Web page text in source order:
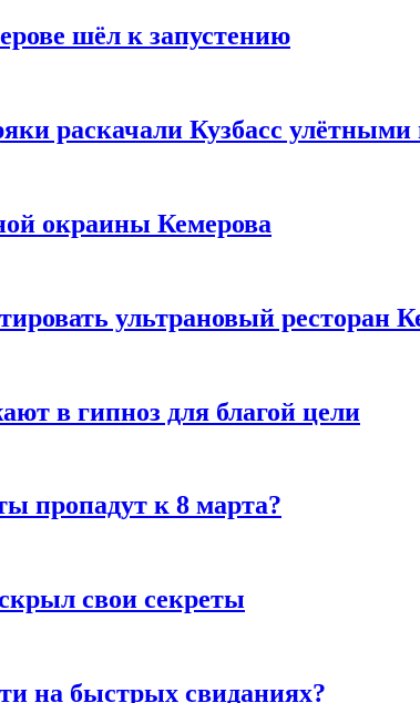
шёл к запустению
раскачали Кузбасс улётными
окраины Кемерова
ультрановый ресторан
в гипноз для благой цели
пропадут к 8 марта?
свои секреты
на быстрых свиданиях?